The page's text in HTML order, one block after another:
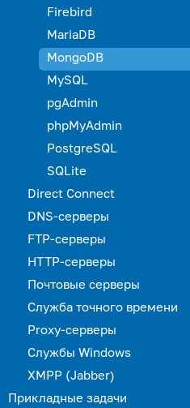
Firebird
MariaDB
MongoDB
MySQL
pgAdmin
phpMyAdmin
PostgreSQL
SQLite
Direct Connect
DNS-серверы
FTP-серверы
HTTP-серверы
Почтовые серверы
Служба точного времени
Proxy-серверы
Службы Windows
XMPP (Jabber)
Прикладные задачи